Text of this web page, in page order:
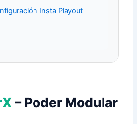
Insta Playout
– Poder Modular